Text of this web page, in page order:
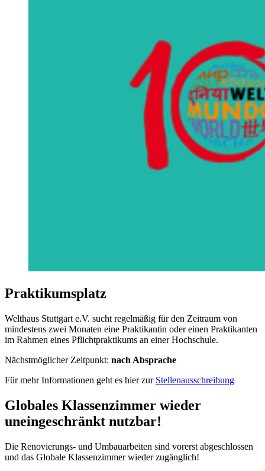
Praktikumsplatz
Welthaus Stuttgart e.V. sucht regelmäßig für den Zeitraum von
mindestens zwei Monaten eine Praktikantin oder einen Praktikanten
im Rahmen eines Pflichtpraktikums an einer Hochschule.
Nächstmöglicher Zeitpunkt: nach Absprache
Für mehr Informationen geht es hier zur Stellenausschreibung
Globales Klassenzimmer wieder
uneingeschränkt nutzbar!
Die Renovierungs- und Umbauarbeiten sind vorerst abgeschlossen
und das Globale Klassenzimmer wieder zugänglich!